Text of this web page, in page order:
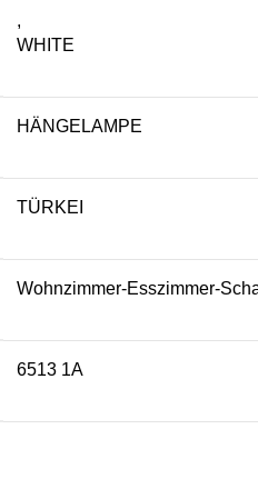
,
WHITE
HÄNGELAMPE
TÜRKEI
Wohnzimmer-Esszimmer-
6513 1A